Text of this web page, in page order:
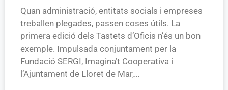
Quan administració, entitats socials i empreses
treballen plegades, passen coses útils. La
primera edició dels Tastets d’Oficis n’és un bon
exemple. Impulsada conjuntament per la
Fundació SERGI, Imagina’t Cooperativa i
l’Ajuntament de Lloret de Mar,…